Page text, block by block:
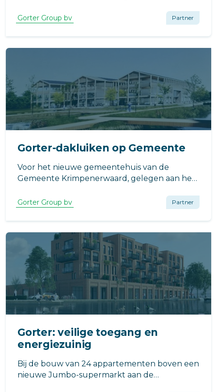
forma kunnen samenleven.
Gorter Group bv Partner
Gorter-dakluiken op Gemeente
Voor het nieuwe gemeentehuis van de
Gemeente Krimpenerwaard, gelegen aan het
Bergambacht, heeft Dura Vermeer gekozen
daktoegangsoplossingen van Gorter.
Gorter Group bv Partner
Gorter: veilige toegang en
energiezuinig
Bij de bouw van 24 appartementen boven een
nieuwe Jumbo-supermarkt aan de